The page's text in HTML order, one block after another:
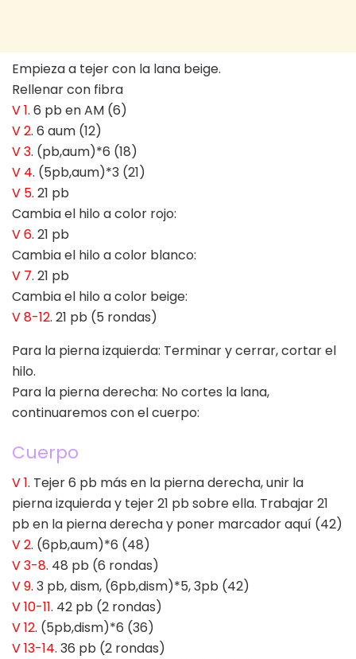
Empieza a tejer con la lana beige.
Rellenar con fibra
V 1. 6 pb en AM (6)
V 2. 6 aum (12)
V 3. (pb,aum)*6 (18)
V 4. (5pb,aum)*3 (21)
V 5. 21 pb
Cambia el hilo a color rojo:
V 6. 21 pb
Cambia el hilo a color blanco:
V 7. 21 pb
Cambia el hilo a color beige:
V 8-12. 21 pb (5 rondas)
Para la pierna izquierda: Terminar y cerrar, cortar el
hilo.
Para la pierna derecha: No cortes la lana,
continuaremos con el cuerpo:
Cuerpo
V 1. Tejer 6 pb más en la pierna derecha, unir la
pierna izquierda y tejer 21 pb sobre ella. Trabajar 21
pb en la pierna derecha y poner marcador aquí (42)
V 2. (6pb,aum)*6 (48)
V 3-8. 48 pb (6 rondas)
V 9. 3 pb, dism, (6pb,dism)*5, 3pb (42)
V 10-11. 42 pb (2 rondas)
V 12. (5pb,dism)*6 (36)
V 13-14. 36 pb (2 rondas)